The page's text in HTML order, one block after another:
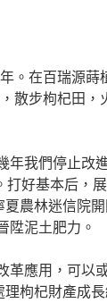
。在百瑞源
散步枸杞田
我們停止改
好基本后，
農林迷信院
陞泥土肥力。
革應用，可以
枸杞財產成長